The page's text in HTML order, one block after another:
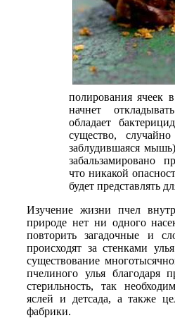
полирования ячеек
начнет
обладает
существо,
заблудившаяся
забальзамировано
что никакой
будет представлять
Изучение жизни пчел
природе нет ни одного
повторить загадочные и
происходят за стенками
существование
пчелиного улья благодаря
стерильность, так
яслей и детсада, а также
фабрики.